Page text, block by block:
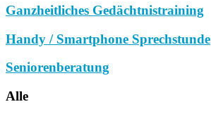
Ganzheitliches Gedächtnistraining
Handy / Smartphone Sprechstunde
Seniorenberatung
Alle